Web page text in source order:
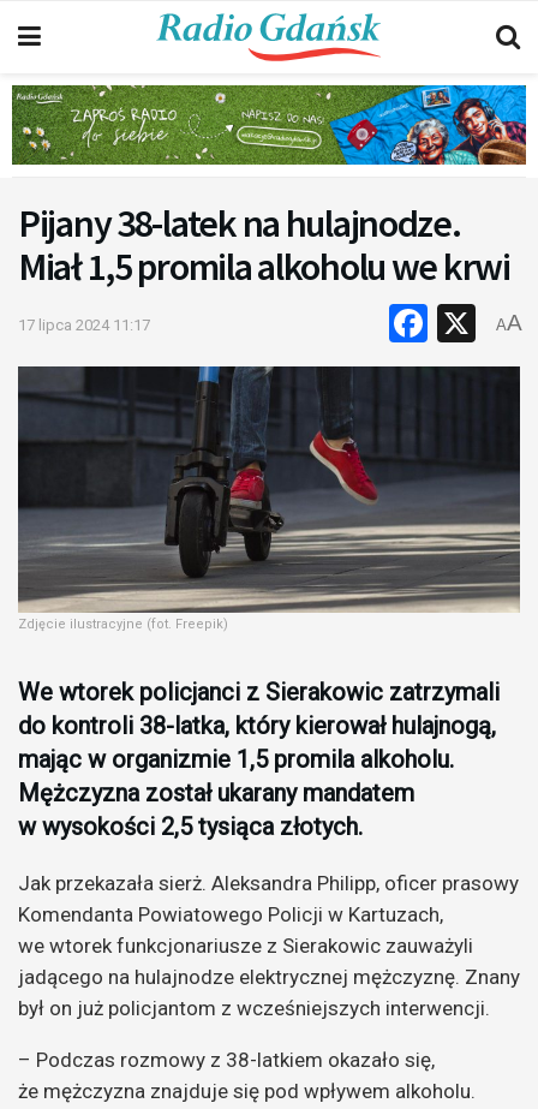
Pijany 38-latek na hulajnodze.
Miał 1,5 promila alkoholu we krwi
17 lipca 2024 11:17 X
AA
Zdjęcie ilustracyjne (fot. Freepik)
We wtorek policjanci z Sierakowic zatrzymali
do kontroli 38-latka, który kierował hulajnogą,
mając w organizmie 1,5 promila alkoholu.
Mężczyzna został ukarany mandatem
w wysokości 2,5 tysiąca złotych.
Jak przekazała sierż. Aleksandra Philipp, oficer prasowy
Komendanta Powiatowego Policji w Kartuzach,
we wtorek funkcjonariusze z Sierakowic zauważyli
jadącego na hulajnodze elektrycznej mężczyznę. Znany
był on już policjantom z wcześniejszych interwencji.
– Podczas rozmowy z 38-latkiem okazało się,
że mężczyzna znajduje się pod wpływem alkoholu.